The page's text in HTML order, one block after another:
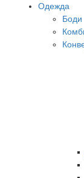
Одежда
Боди